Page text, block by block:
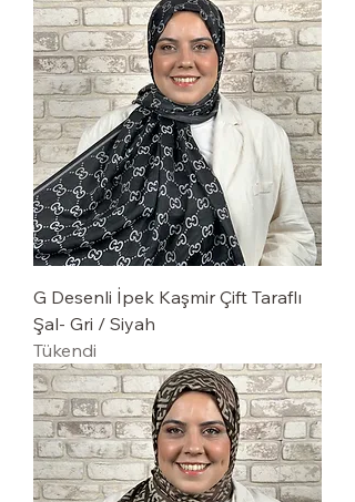
G Desenli İpek Kaşmir Çift Taraflı
Şal- Gri / Siyah
Tükendi